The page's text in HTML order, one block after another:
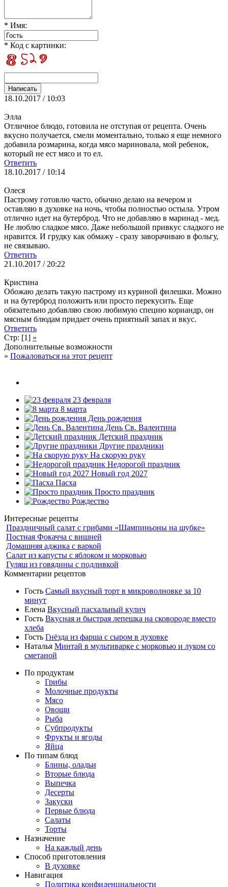
* Имя:
* Код с картинки:
18.10.2017 / 10:03
Элла
Отличное блюдо, готовила не отступая от рецепта. Очень
вкусно получается, смели моментально, только я еще немного
добавила розмарина, когда мясо мариновала, мой ребенок,
который не ест мясо и то ел.
Ответить
18.10.2017 / 10:14
Олеся
Пастрому готовлю часто, обычно делаю на вечером и
оставляю в духовке на ночь, чтобы полностью остыла. Утром
отлично идет на бутерброд. Что не добавляю в маринад - мед.
Не люблю сладкое мясо. Даже небольшой привкус сладкого не
нравится. И грудку как обмажу - сразу заворачиваю в фольгу,
не связываю.
Ответить
21.10.2017 / 20:22
Кристина
Обожаю делать такую пастрому из куриной филешки. Можно
и на бутерброд положить или просто перекусить. Еще
обязательно добавляю свою любимую специю кориандр, он
мясным блюдам придает очень приятный запах и вкус.
Ответить
Стр: [1] »
Дополнительные возможности
» Пожаловаться на этот рецепт
23 февраля
8 марта
День рождения
День Св. Валентина
Детский праздник
Другие праздники
На скорую руку
Недорогой праздник
Новый год 2027
Пасха
Просто праздник
Рождество
Интересные рецепты
Праздничный салат с грибами «Шампиньоны на шубке»
Постная Фокачча с вишней
Домашняя аджика с варкой
Салат из капусты с яблоком и морковью
Гуляш из говядины с подливкой
Комментарии рецептов
Гость Самый вкусный торт в микроволновке за 10
минут
Елена Вкусный пасхальный кулич
Гость Вкусная и быстрая лепешка на сковороде вместо
хлеба
Гость Гнёзда из фарша с сыром в духовке
Наталья Минтай в мультиварке с морковью и луком со
сметаной
По продуктам
Грибы
Молочные продукты
Мясо
Овощи
Рыба
Субпродукты
Фрукты и ягоды
Яйца
По типам блюд
Блины, оладьи
Вторые блюда
Выпечка
Десерты
Закуски
Первые блюда
Салаты
Торты
Назначение
На каждый день
Способ приготовления
В духовке
Навигация
Политика конфиденциальности